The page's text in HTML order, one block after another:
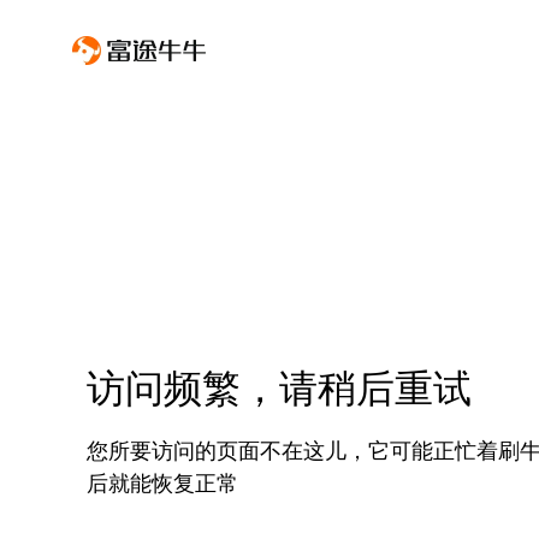
访问频繁，请稍后重试
您所要访问的页面不在这儿，它可能正忙着刷
后就能恢复正常